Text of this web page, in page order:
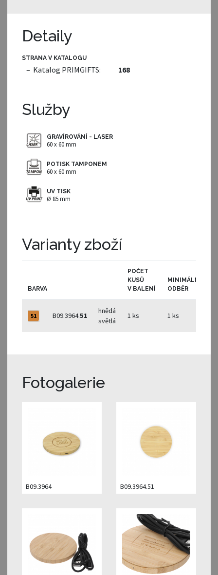
Detaily
STRANA V KATALOGU
– Katalog PRIMGIFTS: 168
Služby
GRAVÍROVÁNÍ - LASER
60 x 60 mm
POTISK TAMPONEM
60 x 60 mm
UV TISK
Ø 85 mm
Varianty zboží
BARVA
POČET
KUSŮ
V BALENÍ
MINIMÁLNÍ
ODBĚR
51 B09.3964.51
hnědá
světlá
1 ks 1 ks
Fotogalerie
B09.3964 B09.3964.51